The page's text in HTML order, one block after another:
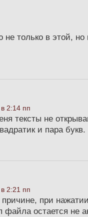
только в этой, но
2:14 пп
тексты не
и пара
2:21 пп
при
файла остается не